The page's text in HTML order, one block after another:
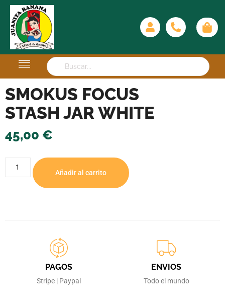
SMOKUS FOCUS
STASH JAR WHITE
45,00 €
Añadir al carrito
PAGOS
Stripe | Paypal
ENVIOS
Todo el mundo